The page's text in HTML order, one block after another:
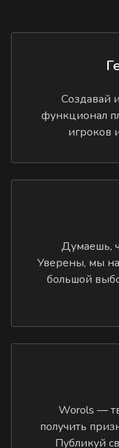
Создавай
функционал
игроков
Думаешь,
Уверены, мы
большой
Worols —
получить
Публикуй